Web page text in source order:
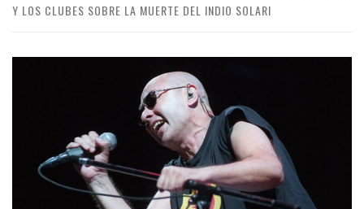
Y LOS CLUBES SOBRE LA MUERTE DEL INDIO SOLARI